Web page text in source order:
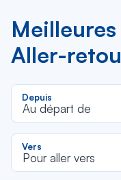
Aller-
Depuis
Au départ de
Vers
Pour aller vers